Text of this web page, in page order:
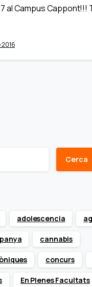
al Campus Cappont!!!
2016
Cerca
adolescencia
cannabis
concurs
En Plenes Facultats